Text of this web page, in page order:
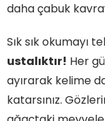
daha çabuk
Sık sık okumayı
ustalıktır! Her
ayırarak kelime
katarsınız.